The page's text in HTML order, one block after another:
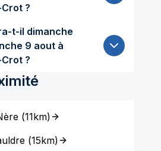
?
t-il dimanche
?
(11km)
(15km)